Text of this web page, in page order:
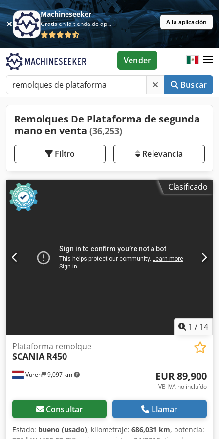
Machineseeker
Gratis en la tienda de aplicaciones A la aplicación
Buscar
Vender
Remolques De Plataforma de segunda
mano en venta (36,253)
Filtro Relevancia
Clasificado
1 / 14
Vuren 9,097 km
Plataforma remolque
SCANIA R450
EUR 89,900
VB IVA no incluído
Consultar Llamar
Estado: bueno (usado), kilometraje: 686,031 km, potencia: